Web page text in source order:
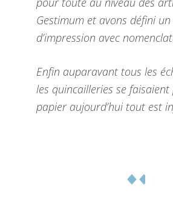
Gestimum et avons défini
d’impression avec
Enfin auparavant tous les
les quincailleries se
papier aujourd’hui tout est